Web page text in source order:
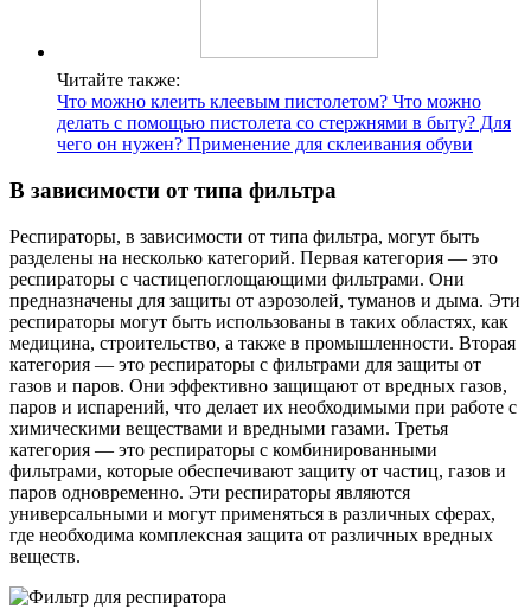
Читайте также:
Что можно клеить клеевым пистолетом? Что можно
делать с помощью пистолета со стержнями в быту? Для
чего он нужен? Применение для склеивания обуви
В зависимости от типа фильтра
Респираторы, в зависимости от типа фильтра, могут быть
разделены на несколько категорий. Первая категория — это
респираторы с частицепоглощающими фильтрами. Они
предназначены для защиты от аэрозолей, туманов и дыма. Эти
респираторы могут быть использованы в таких областях, как
медицина, строительство, а также в промышленности. Вторая
категория — это респираторы с фильтрами для защиты от
газов и паров. Они эффективно защищают от вредных газов,
паров и испарений, что делает их необходимыми при работе с
химическими веществами и вредными газами. Третья
категория — это респираторы с комбинированными
фильтрами, которые обеспечивают защиту от частиц, газов и
паров одновременно. Эти респираторы являются
универсальными и могут применяться в различных сферах,
где необходима комплексная защита от различных вредных
веществ.